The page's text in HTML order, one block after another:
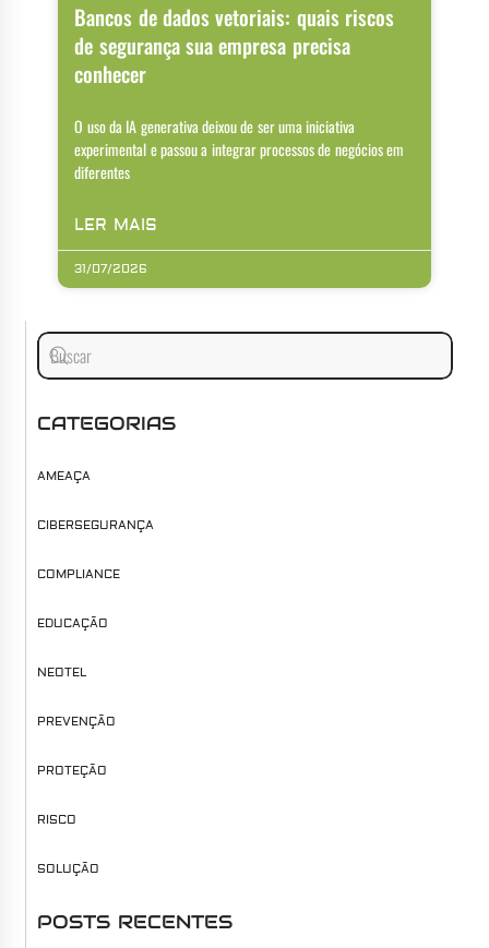
Bancos de dados vetoriais: quais riscos
de segurança sua empresa precisa
conhecer
O uso da IA generativa deixou de ser uma iniciativa
experimental e passou a integrar processos de negócios em
diferentes
LER MAIS
31/07/2026
CATEGORIAS
AMEAÇA
CIBERSEGURANÇA
COMPLIANCE
EDUCAÇÃO
NEOTEL
PREVENÇÃO
PROTEÇÃO
RISCO
SOLUÇÃO
POSTS RECENTES